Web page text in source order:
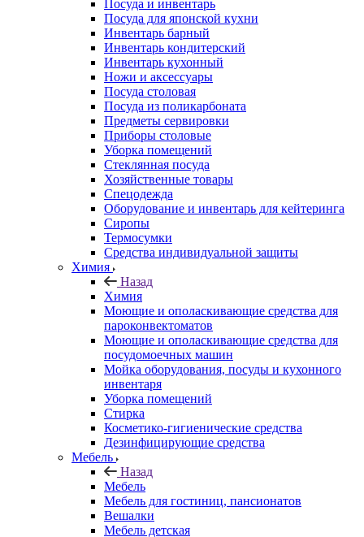
Посуда и инвентарь
Посуда для японской кухни
Инвентарь барный
Инвентарь кондитерский
Инвентарь кухонный
Ножи и аксессуары
Посуда столовая
Посуда из поликарбоната
Предметы сервировки
Приборы столовые
Уборка помещений
Стеклянная посуда
Хозяйственные товары
Спецодежда
Оборудование и инвентарь для кейтеринга
Сиропы
Термосумки
Средства индивидуальной защиты
Химия
Назад
Химия
Моющие и ополаскивающие средства для
пароконвектоматов
Моющие и ополаскивающие средства для
посудомоечных машин
Мойка оборудования, посуды и кухонного
инвентаря
Уборка помещений
Стирка
Косметико-гигиенические средства
Дезинфицирующие средства
Мебель
Назад
Мебель
Мебель для гостиниц, пансионатов
Вешалки
Мебель детская